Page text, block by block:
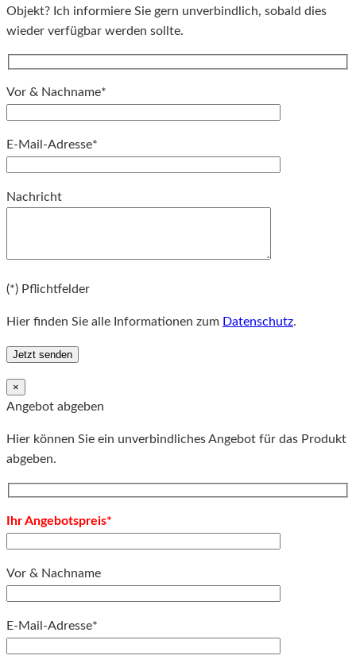
Objekt? Ich informiere Sie gern unverbindlich, sobald dies
wieder verfügbar werden sollte.
Vor & Nachname*
E-Mail-Adresse*
Nachricht
(*) Pflichtfelder
Hier finden Sie alle Informationen zum Datenschutz.
×
Angebot abgeben
Hier können Sie ein unverbindliches Angebot für das Produkt
abgeben.
Ihr Angebotspreis*
Vor & Nachname
E-Mail-Adresse*